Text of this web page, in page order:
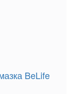
BeLife